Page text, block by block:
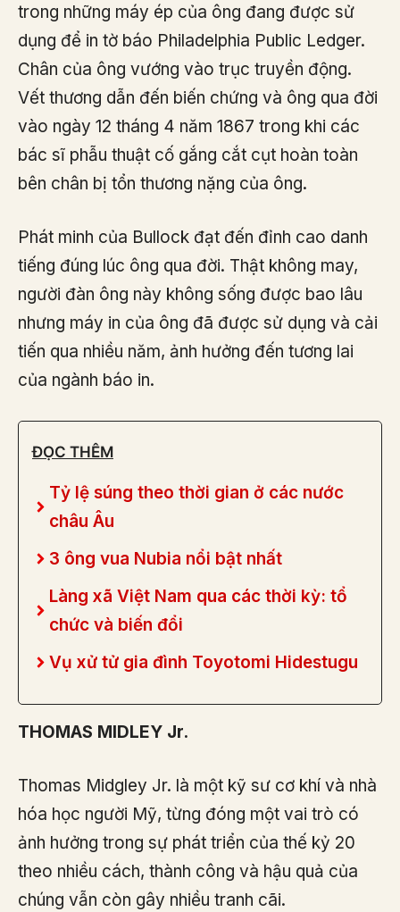
trong những máy ép của ông đang được sử
dụng để in tờ báo Philadelphia Public Ledger.
Chân của ông vướng vào trục truyền động.
Vết thương dẫn đến biến chứng và ông qua đời
vào ngày 12 tháng 4 năm 1867 trong khi các
bác sĩ phẫu thuật cố gắng cắt cụt hoàn toàn
bên chân bị tổn thương nặng của ông.
Phát minh của Bullock đạt đến đỉnh cao danh
tiếng đúng lúc ông qua đời. Thật không may,
người đàn ông này không sống được bao lâu
nhưng máy in của ông đã được sử dụng và cải
tiến qua nhiều năm, ảnh hưởng đến tương lai
của ngành báo in.
ĐỌC THÊM
Tỷ lệ súng theo thời gian ở các nước
châu Âu
3 ông vua Nubia nổi bật nhất
Làng xã Việt Nam qua các thời kỳ: tổ
chức và biến đổi
Vụ xử tử gia đình Toyotomi Hidestugu
THOMAS MIDLEY Jr.
Thomas Midgley Jr. là một kỹ sư cơ khí và nhà
hóa học người Mỹ, từng đóng một vai trò có
ảnh hưởng trong sự phát triển của thế kỷ 20
theo nhiều cách, thành công và hậu quả của
chúng vẫn còn gây nhiều tranh cãi.